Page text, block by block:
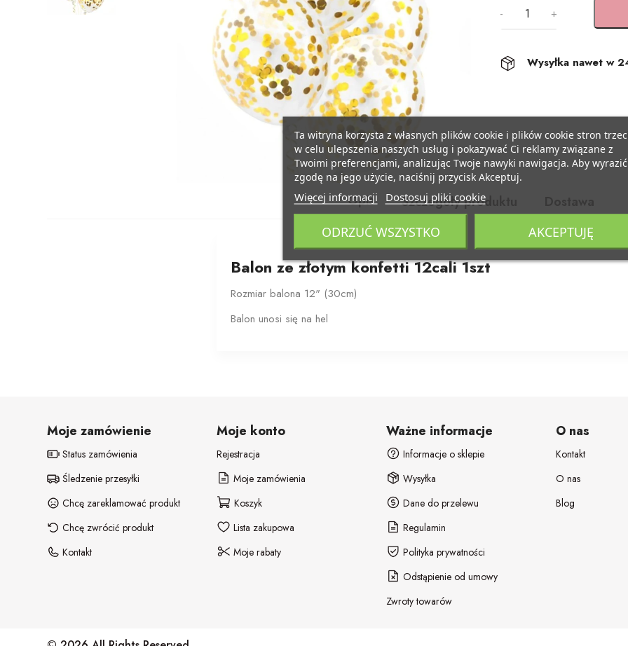
- +
Wysyłka nawet w
Opis Szczegóły produktu
Balon ze złotym konfetti 12cali 1szt
Rozmiar balona 12" (30cm)
Balon unosi się na hel
Moje zamówienie
Status zamówienia
Śledzenie przesyłki
Chcę zareklamować produkt
Chcę zwrócić produkt
Kontakt
Moje konto
Rejestracja
Moje zamówienia
Koszyk
Lista zakupowa
Moje rabaty
Ważne informacje
Informacje o sklepie
Wysyłka
Dane do przelewu
Regulamin
Polityka prywatności
Odstąpienie od umowy
Zwroty towarów
O nas
Kontakt
O nas
Blog
Ta witryna korzysta z własnych plików cookie i plików cookie stron
w celu ulepszenia naszych usług i pokazywać Ci reklamy związane z
Twoimi preferencjami, analizując Twoje nawyki nawigacja. Aby wyrazić
zgodę na jego użycie, naciśnij przycisk Akceptuj.
Więcej informacji Dostosuj pliki cookie
ODRZUĆ WSZYSTKO AKCEPTUJĘ